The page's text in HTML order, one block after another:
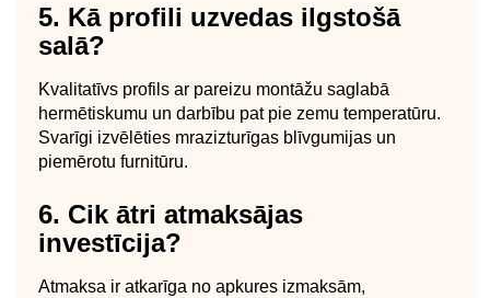
5. Kā profili uzvedas ilgstošā
salā?
Kvalitatīvs profils ar pareizu montāžu saglabā
hermētiskumu un darbību pat pie zemu temperatūru.
Svarīgi izvēlēties mrazizturīgas blīvgumijas un
piemērotu furnitūru.
6. Cik ātri atmaksājas
investīcija?
Atmaksa ir atkarīga no apkures izmaksām,